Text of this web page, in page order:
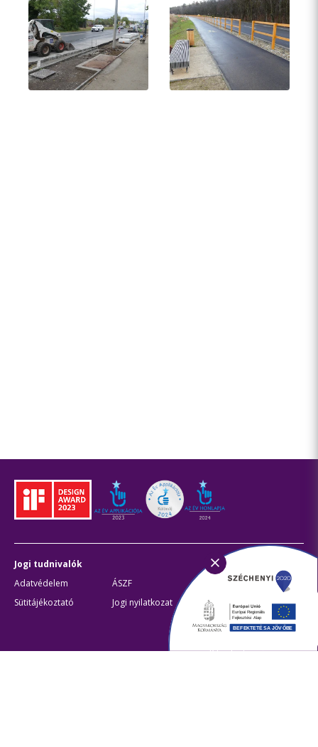
Jogi tudnivalók
Adatvédelem
ÁSZF
Sütitájékoztató
Jogi nyilatkozat
BKK
Akadálymentesítési
Fővárosi partnerek
Civil partnerek
Kiberbiztonsági